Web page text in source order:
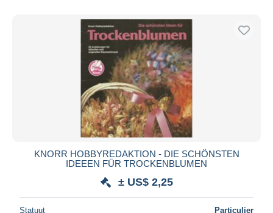
Gratis levering
Betaalmiddelen
PayPal
Bankoverschrijving
Visa
Mastercard
Bancontact
Maestro
Woonplaats van de verkoper
KNORR HOBBYREDAKTION - DIE SCHÖNSTEN
IDEEEN FÜR TROCKENBLUMEN
± US$ 2,25
Statuut Particulier